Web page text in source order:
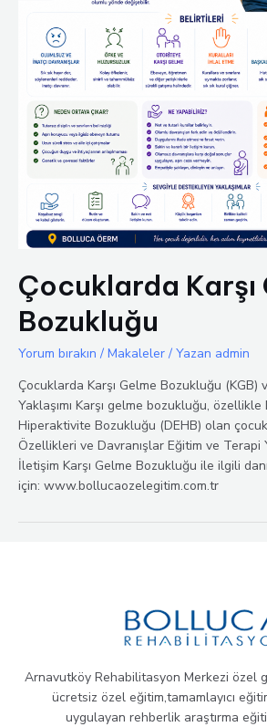
Çocuklarda Karşı
Bozukluğu
Yorum bırakın / Makaleler / Yazan admin
Çocuklarda Karşı Gelme Bozukluğu (KGB)
Yaklaşımı Karşı gelme bozukluğu,
Hiperaktivite Bozukluğu (DEHB) olan
Özellikleri ve Davranışlar Eğitim ve Terapi
İletişim Karşı Gelme Bozukluğu ile ilgili
için: www.bollucaozelegitim.com.tr
Arnavutköy Rehabilitasyon Merkezi özel
ücretsiz özel eğitim,tamamlayıcı
uygulayan rehberlik araştırma